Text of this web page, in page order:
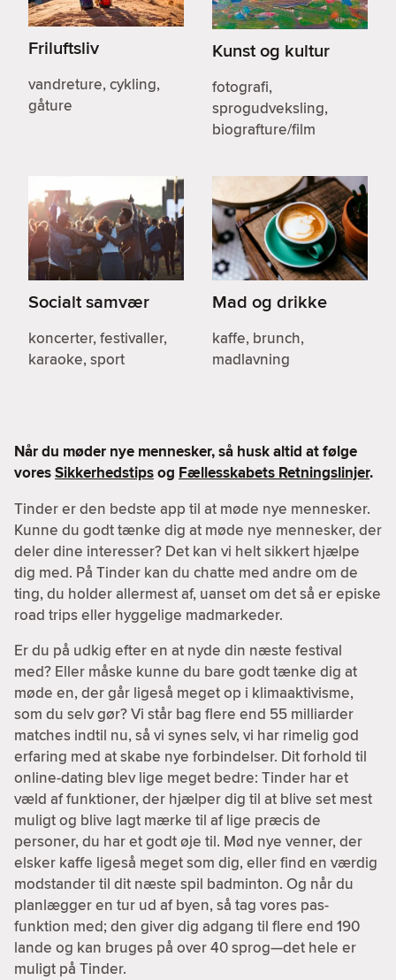
Friluftsliv
vandreture, cykling,
gåture
Kunst og kultur
fotografi,
sprogudveksling,
biografture/film
Socialt samvær
koncerter, festivaller,
karaoke, sport
Mad og drikke
kaffe, brunch,
madlavning
Når du møder nye mennesker, så husk altid at følge
voresSikkerhedstipsog Fællesskabets Retningslinjer.
Tinder er den bedste app til at møde nye mennesker.
Kunne du godt tænke dig at møde nye mennesker, der
deler dine interesser? Det kan vi helt sikkert hjælpe
dig med. På Tinder kan du chatte med andre om de
ting, du holder allermest af, uanset om det så er episke
road trips eller hyggelige madmarkeder.
Er du på udkig efter en at nyde din næste festival
med? Eller måske kunne du bare godt tænke dig at
møde en, der går ligeså meget op i klimaaktivisme,
som du selv gør? Vi står bag flere end 55 milliarder
matches indtil nu, så vi synes selv, vi har rimelig god
erfaring med at skabe nye forbindelser. Dit forhold til
online-dating blev lige meget bedre: Tinder har et
væld af funktioner, der hjælper dig til at blive set mest
muligt og blive lagt mærke til af lige præcis de
personer, du har et godt øje til. Mød nye venner, der
elsker kaffe ligeså meget som dig, eller find en værdig
modstander til dit næste spil badminton. Og når du
planlægger en tur ud af byen, så tag vores pas-
funktion med; den giver dig adgang til flere end 190
lande og kan bruges på over 40 sprog—det hele er
muligt på Tinder.